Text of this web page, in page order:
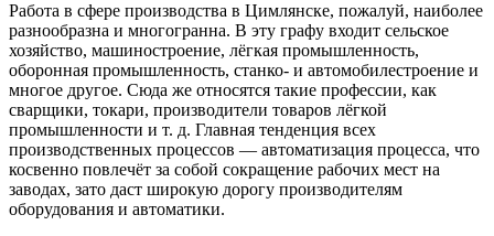
Работа в сфере производства в Цимлянске, пожалуй, наиболее
разнообразна и многогранна. В эту графу входит сельское
хозяйство, машиностроение, лёгкая промышленность,
оборонная промышленность, станко- и автомобилестроение и
многое другое. Сюда же относятся такие профессии, как
сварщики, токари, производители товаров лёгкой
промышленности и т. д. Главная тенденция всех
производственных процессов — автоматизация процесса, что
косвенно повлечёт за собой сокращение рабочих мест на
заводах, зато даст широкую дорогу производителям
оборудования и автоматики.